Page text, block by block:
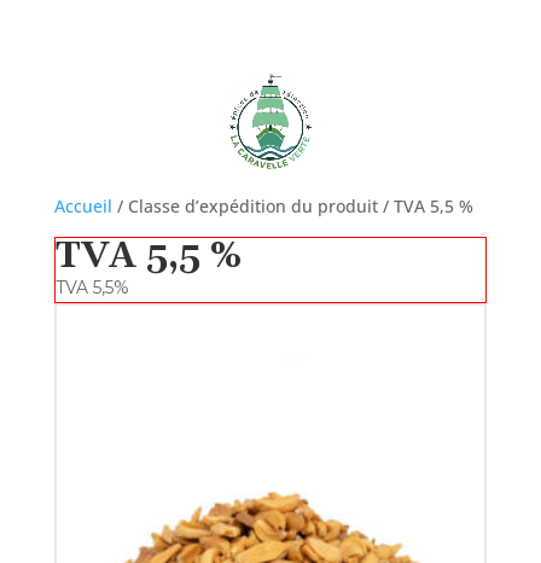
Accueil / Classe d’expédition du produit / TVA 5,5 %
TVA 5,5 %
TVA 5,5%